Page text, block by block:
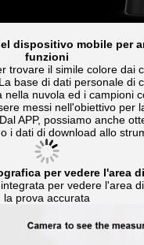
dispositivo mobile per
funzioni
trovare il simile colore dai
base di dati personale di
nella nuvola ed i campioni
messi nell'obiettivo per
APP, possiamo anche
i dati di download allo
per vedere l'area
per vedere l'area
la prova accurata